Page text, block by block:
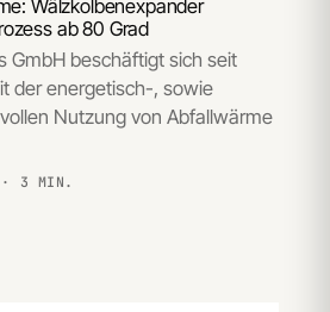
Wälzkolbenexpander
ab 80 Grad
GmbH beschäftigt sich seit
der energetisch-, sowie
Nutzung von Abfallwärme
· 3 MIN.